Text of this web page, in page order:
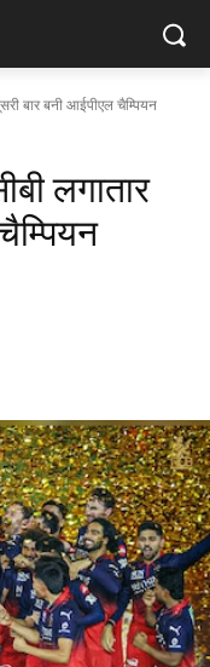
बार बनी आईपीएल चैम्प‍ियन
लगातार